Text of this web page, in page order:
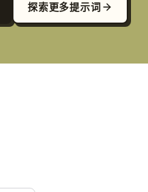
探索更多提示词